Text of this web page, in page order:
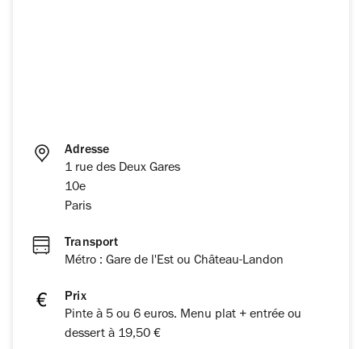
Adresse
1 rue des Deux Gares
10e
Paris
Transport
Métro : Gare de l'Est ou Château-Landon
Prix
Pinte à 5 ou 6 euros. Menu plat + entrée ou
dessert à 19,50 €